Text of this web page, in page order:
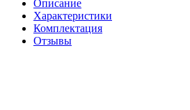
Описание
Характеристики
Комплектация
Отзывы